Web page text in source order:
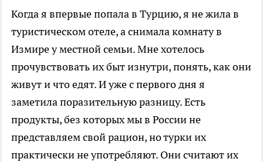
Когда я впервые попала в Турцию, я не жила в
туристическом отеле, а снимала комнату в
Измире у местной семьи. Мне хотелось
прочувствовать их быт изнутри, понять, как они
живут и что едят. И уже с первого дня я
заметила поразительную разницу. Есть
продукты, без которых мы в России не
представляем свой рацион, но турки их
практически не употребляют. Они считают их